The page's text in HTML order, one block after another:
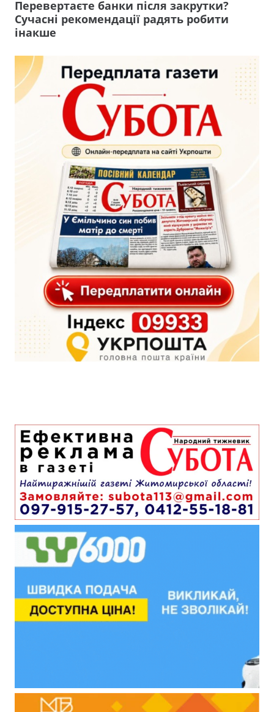
Перевертаєте банки після закрутки?
Сучасні рекомендації радять робити
інакше